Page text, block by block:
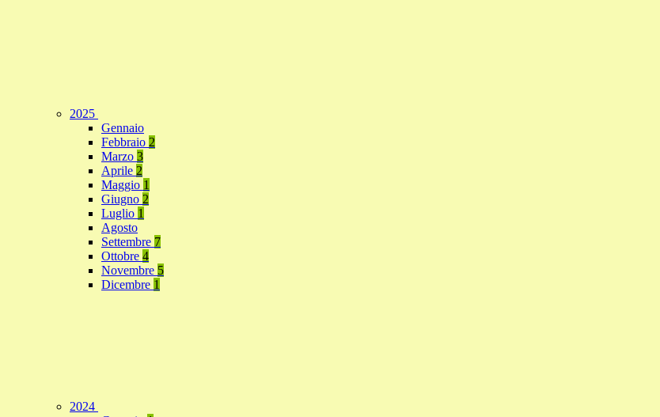
2025
Gennaio
Febbraio 2
Marzo 3
Aprile 2
Maggio 1
Giugno 2
Luglio 1
Agosto
Settembre 7
Ottobre 4
Novembre 5
Dicembre 1
2024